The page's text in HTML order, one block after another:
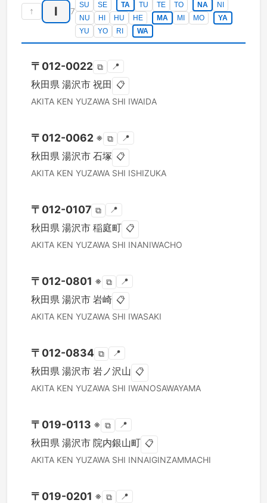
↑ I 7
SU
SE TA TU TE TO NA
NI
NU
HI HU HE MA MI MO
YA
YU
YO RI WA
〒 012-0022 ⧉ 📍
秋田県 湯沢市 祝田 📋
AKITA KEN YUZAWA SHI IWAIDA
〒 012-0062 ※ ⧉ 📍
秋田県 湯沢市 石塚 📋
AKITA KEN YUZAWA SHI ISHIZUKA
〒 012-0107 ⧉ 📍
秋田県 湯沢市 稲庭町 📋
AKITA KEN YUZAWA SHI INANIWACHO
〒 012-0801 ※ ⧉ 📍
秋田県 湯沢市 岩崎 📋
AKITA KEN YUZAWA SHI IWASAKI
〒 012-0834 ⧉ 📍
秋田県 湯沢市 岩ノ沢山 📋
AKITA KEN YUZAWA SHI IWANOSAWAYAMA
〒 019-0113 ※ ⧉ 📍
秋田県 湯沢市 院内銀山町 📋
AKITA KEN YUZAWA SHI INNAIGINZAMMACHI
〒 019-0201 ※ ⧉ 📍